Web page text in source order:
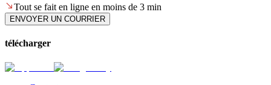
Tout se fait en ligne en moins de 3 min
ENVOYER UN COURRIER
télécharger